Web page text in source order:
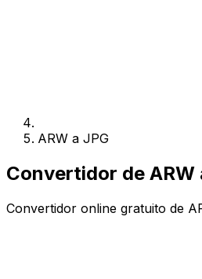
ARW a JPG
Convertidor de
Convertidor online gratuito de